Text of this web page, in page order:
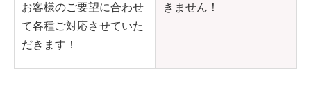
お客様のご要望に合わせ
て各種ご対応させていた
だきます！
きません！